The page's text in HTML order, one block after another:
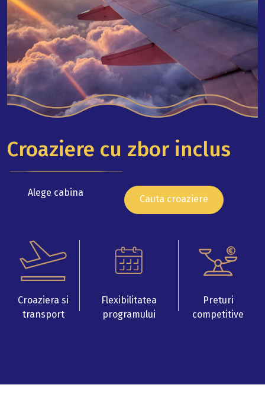
Croaziere cu zbor inclus
Alege cabina
Cauta croaziere
Croaziera si
transport
Flexibilitatea
programului
Preturi
competitive